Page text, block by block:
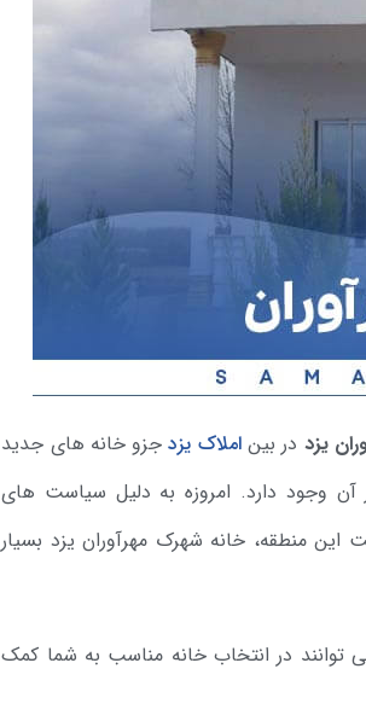
یزد در بین املاک یزدجزو خانه های جدید
وجود دارد. امروزه به دلیل سیاست های
منطقه، خانه شهرک مهرآوران یزد بسیار
توانند در انتخاب خانه مناسب به شما کمک